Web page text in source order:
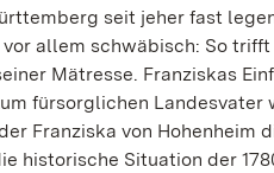
seit jeher fast
allem schwäbisch: So
Mätresse. Franziskas
fürsorglichen Landesvater
Franziska von Hohenheim
historische Situation der